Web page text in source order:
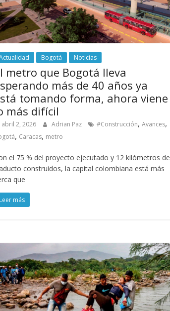
Bogotá Noticias
metro que Bogotá lleva
más de 40 años ya
tomando forma, ahora viene
más difícil
abril 2, 2026 Adrian Paz #Construcción,Avances,
, Caracas, metro
el 75 % del proyecto ejecutado y 12 kilómetros de
construidos, la capital colombiana está más
que
Leer más